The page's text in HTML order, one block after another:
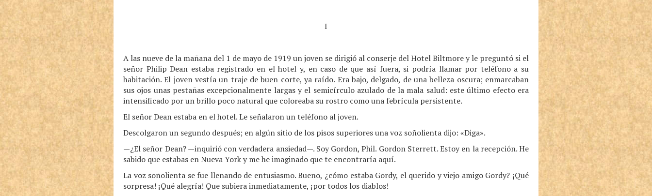
I
A las nueve de la mañana del 1 de mayo de 1919 un joven se dirigió al conserje del Hotel Biltmore y le preguntó si el
señor Philip Dean estaba registrado en el hotel y, en caso de que así fuera, si podría llamar por teléfono a su
habitación. El joven vestía un traje de buen corte, ya raído. Era bajo, delgado, de una belleza oscura; enmarcaban
sus ojos unas pestañas excepcionalmente largas y el semicírculo azulado de la mala salud: este último efecto era
intensificado por un brillo poco natural que coloreaba su rostro como una febrícula persistente.
El señor Dean estaba en el hotel. Le señalaron un teléfono al joven.
Descolgaron un segundo después; en algún sitio de los pisos superiores una voz soñolienta dijo: «Diga».
—¿El señor Dean? —inquirió con verdadera ansiedad—. Soy Gordon, Phil. Gordon Sterrett. Estoy en la recepción. He
sabido que estabas en Nueva York y me he imaginado que te encontraría aquí.
La voz soñolienta se fue llenando de entusiasmo. Bueno, ¿cómo estaba Gordy, el querido y viejo amigo Gordy? ¡Qué
sorpresa! ¡Qué alegría! Que subiera inmediatamente, ¡por todos los diablos!